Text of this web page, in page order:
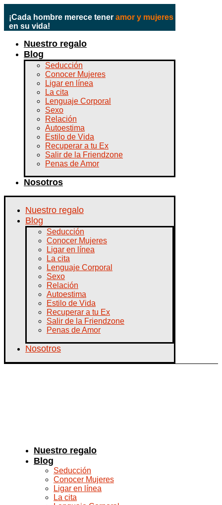
¡Cada hombre merece tener amor y mujeres
en su vida!
Nuestro regalo
Blog
Seducción
Conocer Mujeres
Ligar en línea
La cita
Lenguaje Corporal
Sexo
Relación
Autoestima
Estilo de Vida
Recuperar a tu Ex
Salir de la Friendzone
Penas de Amor
Nosotros
Nuestro regalo
Blog
Seducción
Conocer Mujeres
Ligar en línea
La cita
Lenguaje Corporal
Sexo
Relación
Autoestima
Estilo de Vida
Recuperar a tu Ex
Salir de la Friendzone
Penas de Amor
Nosotros
Nuestro regalo
Blog
Seducción
Conocer Mujeres
Ligar en línea
La cita